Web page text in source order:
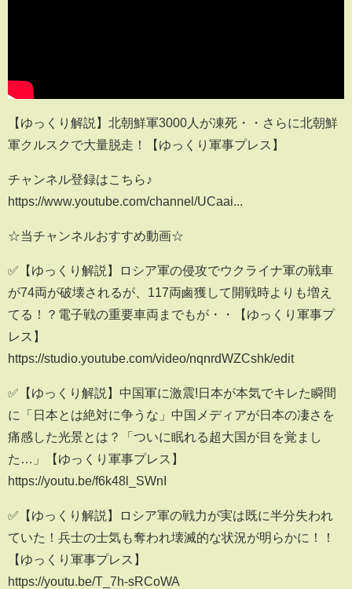
【ゆっくり解説】北朝鮮軍3000人が凍死・・さらに北朝鮮
軍クルスクで大量脱走！【ゆっくり軍事プレス】
チャンネル登録はこちら♪
https://www.youtube.com/channel/UCaai...
☆当チャンネルおすすめ動画☆
✅【ゆっくり解説】ロシア軍の侵攻でウクライナ軍の戦車
が74両が破壊されるが、117両鹵獲して開戦時よりも増え
てる！？電子戦の重要車両までもが・・【ゆっくり軍事プ
レス】
https://studio.youtube.com/video/nqnrdWZCshk/edit
✅【ゆっくり解説】中国軍に激震!日本が本気でキレた瞬間
に「日本とは絶対に争うな」中国メディアが日本の凄さを
痛感した光景とは？「ついに眠れる超大国が目を覚まし
た…」【ゆっくり軍事プレス】
https://youtu.be/f6k48l_SWnI
✅【ゆっくり解説】ロシア軍の戦力が実は既に半分失われ
ていた！兵士の士気も奪われ壊滅的な状況が明らかに！！
【ゆっくり軍事プレス】
https://youtu.be/T_7h-sRCoWA